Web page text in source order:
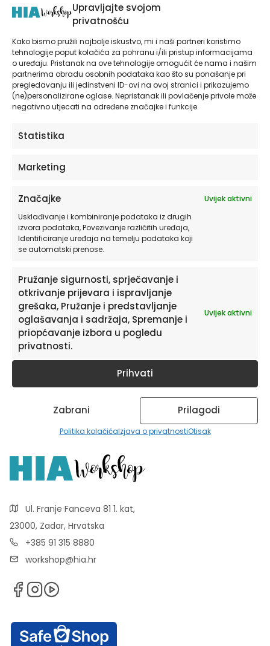
Upravljajte svojom
privatnošću
Kako bismo pružili najbolje iskustvo, mi i naši partneri koristimo
tehnologije poput kolačića za pohranu i/ili pristup informacijama
o uređaju. Pristanak na ove tehnologije omogućit će nama i našim
partnerima obradu osobnih podataka kao što su ponašanje pri
pregledavanju ili jedinstveni ID-ovi na ovoj stranici i prikazujemo
(ne)personalizirane oglase. Nepristanak ili povlačenje privole može
negativno utjecati na određene značajke i funkcije.
Statistika
Marketing
Značajke
Uvijek aktivni
Usklađivanje i kombiniranje podataka iz drugih
izvora podataka, Povezivanje različitih uređaja,
Identificiranje uređaja na temelju podataka koji
se automatski prenose.
Pružanje sigurnosti, sprječavanje i
otkrivanje prijevara i ispravljanje
grešaka, Pružanje i predstavljanje
oglašavanja i sadržaja, Spremanje i
priopćavanje izbora u pogledu
privatnosti.
Uvijek aktivni
Prihvati
Zabrani Prilagodi
Politika kolačićaIzjava o privatnostiOtisak
Fiberglass Zidne Tapete za Kupaonicu ili
kuhinju – Moderan i Otporan Dizajn za Vaš
U posljednjih nekoliko godina, fiberglass zidne tapete
za kupaonicu ili kuhinju revolucionirale su uređenje
interijera. Zahvaljujući svojoj otpornosti na vlagu,
toplinu i ogrebotine, ove tapete predstavljaju
atraktivnu alternativu tradicionalnim pločicama, […]
SAZNAJ VIŠE
Pretplatite se na naš Newsletter
Želite primati savjete i zanimljivosti o uređenju doma te
informacije o novim proizvodima i pogodnostima?
Ul. Franje Fanceva 81 1. kat,
23000, Zadar, Hrvatska
+385 91 315 8880
workshop@hia.hr